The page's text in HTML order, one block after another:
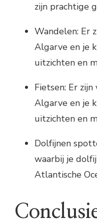
zijn prachtige
Wandelen: Er
Algarve en je
uitzichten en
Fietsen: Er
Algarve en je
uitzichten en
Dolfijnen
waarbij je
Atlantische